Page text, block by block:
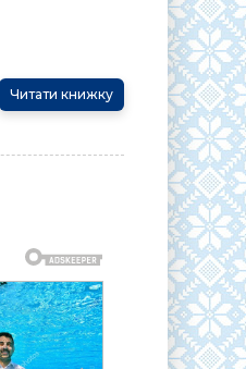
Читати книжку